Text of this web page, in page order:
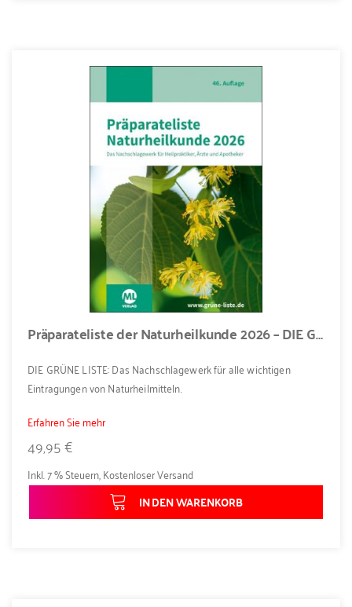
Präparateliste der Naturheilkunde 2026 – DIE GRÜNE LISTE
DIE GRÜNE LISTE: Das Nachschlagewerk für alle wichtigen
Eintragungen von Naturheilmitteln.
Erfahren Sie mehr
49,95 €
Inkl. 7 % Steuern,Kostenloser Versand
IN DEN WARENKORB